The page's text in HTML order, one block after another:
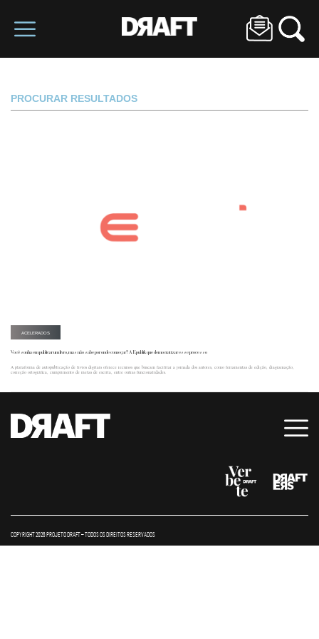
PROCURAR RESULTADOS
ACELERADOS
Você sonha em publicar um livro, mas não sabe por onde começar? A Epublik que democratizar esse processo
A plataforma de autopublicação de livros digitais oferece recursos que buscam facilitar a jornada dos autores, como ferramentas de edição, diagramação,
correção ortográfica, cumprimento de metas de escrita, entre outras funcionalidades.
COPYRIGHT 2026 PROJETO DRAFT – TODOS OS DIREITOS RESERVADOS